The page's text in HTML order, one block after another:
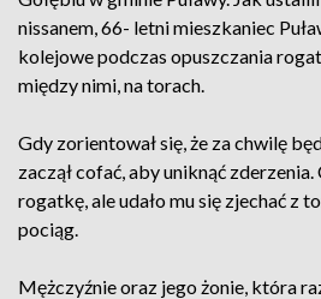
nissanem, 66- letni mieszkaniec
kolejowe podczas opuszczania
między nimi, na torach.
Gdy zorientował się, że za chwilę
zaczął cofać, aby uniknąć
rogatkę, ale udało mu się zjechać z
pociąg.
Mężczyźnie oraz jego żonie, która